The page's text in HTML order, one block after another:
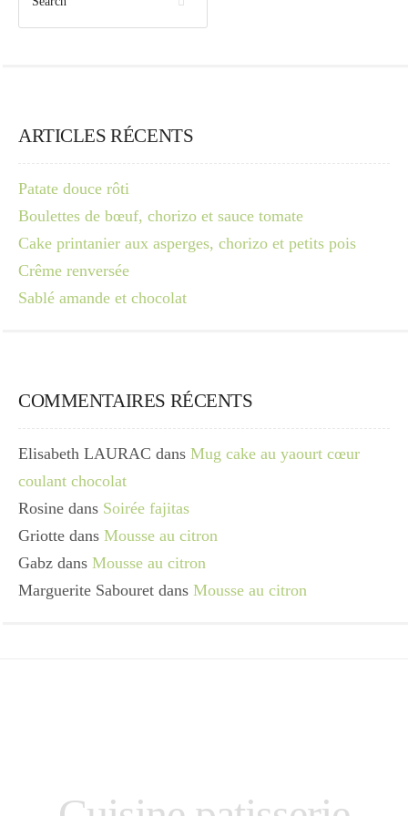
ARTICLES RÉCENTS
Patate douce rôti
Boulettes de bœuf, chorizo et sauce tomate
Cake printanier aux asperges, chorizo et petits pois
Crême renversée
Sablé amande et chocolat
COMMENTAIRES RÉCENTS
Elisabeth LAURAC dans Mug cake au yaourt cœur
coulant chocolat
Rosine dans Soirée fajitas
Griotte dans Mousse au citron
Gabz dans Mousse au citron
Marguerite Sabouret dans Mousse au citron